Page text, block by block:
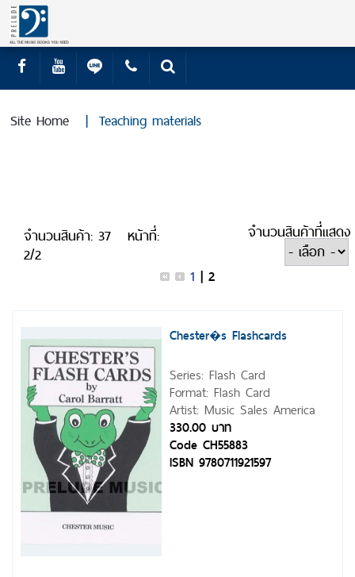
Site Home |Teaching materials
จำนวนสินค้า: 37
หน้าที่:
2/2
จำนวนสินค้าที่แสดง
1 | 2
Chester�s Flashcards
Series: Flash Card
Format: Flash Card
Artist: Music Sales America
330.00 บาท
Code CH55883
ISBN 9780711921597